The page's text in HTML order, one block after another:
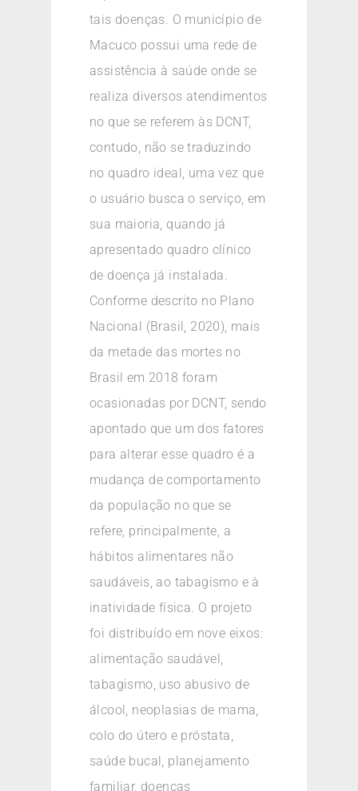
tais doenças. O município de
Macuco possui uma rede de
assistência à saúde onde se
realiza diversos atendimentos
no que se referem às DCNT,
contudo, não se traduzindo
no quadro ideal, uma vez que
o usuário busca o serviço, em
sua maioria, quando já
apresentado quadro clínico
de doença já instalada.
Conforme descrito no Plano
Nacional (Brasil, 2020), mais
da metade das mortes no
Brasil em 2018 foram
ocasionadas por DCNT, sendo
apontado que um dos fatores
para alterar esse quadro é a
mudança de comportamento
da população no que se
refere, principalmente, a
hábitos alimentares não
saudáveis, ao tabagismo e à
inatividade física. O projeto
foi distribuído em nove eixos:
alimentação saudável,
tabagismo, uso abusivo de
álcool, neoplasias de mama,
colo do útero e próstata,
saúde bucal, planejamento
familiar, doenças